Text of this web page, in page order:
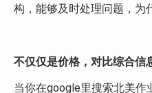
构，能够及时处理问题，为
不仅仅是价格，对比综合信
当你在google里搜索北美作